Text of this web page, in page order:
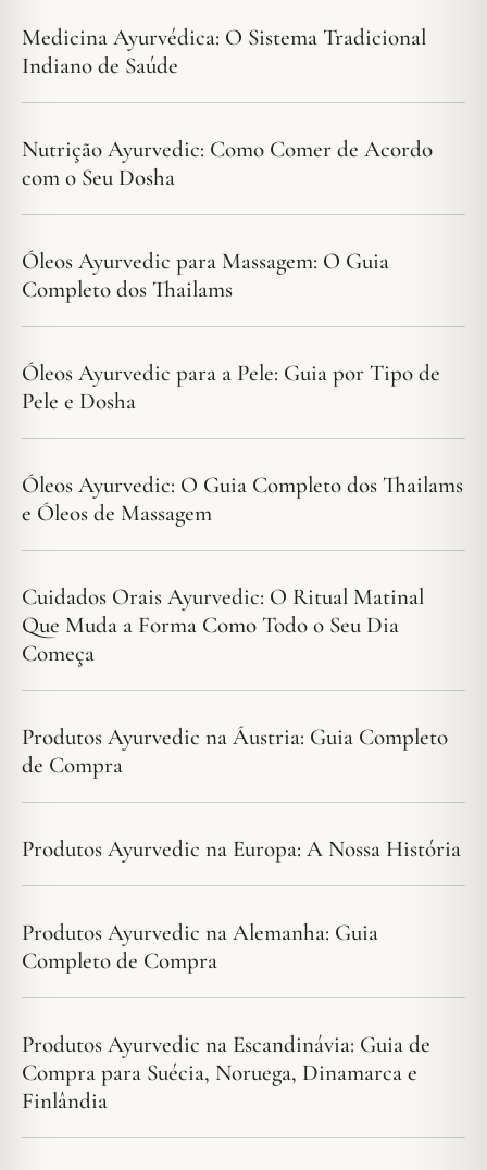
Medicina Ayurvédica: O Sistema Tradicional
Indiano de Saúde
Nutrição Ayurvedic: Como Comer de Acordo
com o Seu Dosha
Óleos Ayurvedic para Massagem: O Guia
Completo dos Thailams
Óleos Ayurvedic para a Pele: Guia por Tipo de
Pele e Dosha
Óleos Ayurvedic: O Guia Completo dos Thailams
e Óleos de Massagem
Cuidados Orais Ayurvedic: O Ritual Matinal
Que Muda a Forma Como Todo o Seu Dia
Começa
Produtos Ayurvedic na Áustria: Guia Completo
de Compra
Produtos Ayurvedic na Europa: A Nossa História
Produtos Ayurvedic na Alemanha: Guia
Completo de Compra
Produtos Ayurvedic na Escandinávia: Guia de
Compra para Suécia, Noruega, Dinamarca e
Finlândia